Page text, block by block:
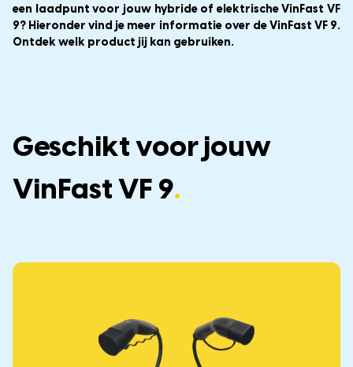
een laadpunt voor jouw hybride of elektrische VinFast VF
9? Hieronder vind je meer informatie over de VinFast VF 9.
Ontdek welk product jij kan gebruiken.
Geschikt voor jouw
VinFast VF 9.